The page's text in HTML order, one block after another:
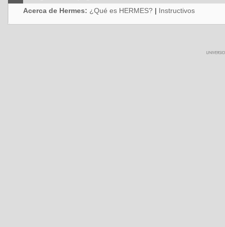
Acerca de Hermes: ¿Qué es HERMES? | Instructivos